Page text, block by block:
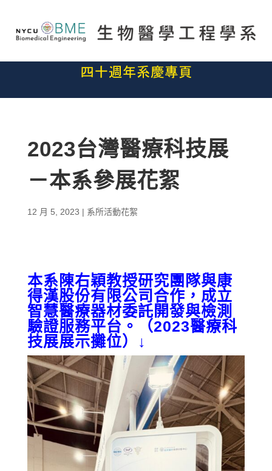
2023台灣醫療科技展
－本系參展花絮
12 月 5, 2023 | 系所活動花絮
本系陳右穎教授研究團隊與康
得漢股份有限公司合作，成立
智慧醫療器材委託開發與檢測
驗證服務平台。（2023醫療科
技展展示攤位）↓